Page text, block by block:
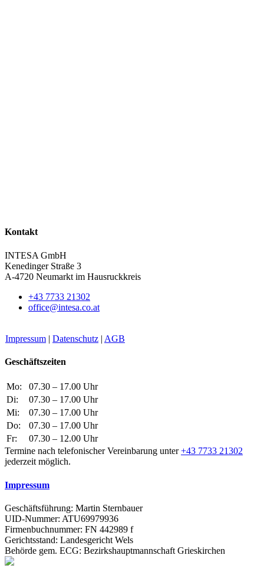
Kontakt
INTESA GmbH
Kenedinger Straße 3
A-4720 Neumarkt im Hausruckkreis
+43 7733 21302
office@​intesa.co.at
Impressum | Datenschutz | AGB
Geschäftszeiten
Mo:
07.30 – 17.00 Uhr
Di:
07.30 – 17.00 Uhr
Mi:
07.30 – 17.00 Uhr
Do:
07.30 – 17.00 Uhr
Fr:
07.30 – 12.00 Uhr
Termine nach telefonischer Vereinbarung unter+43 7733 21302
jederzeit möglich.
Impressum
Geschäftsführung: Martin Sternbauer
UID-Nummer: ATU69979936
Firmenbuchnummer: FN 442989 f
Gerichtsstand: Landesgericht Wels
Behörde gem. ECG: Bezirkshauptmannschaft Grieskirchen